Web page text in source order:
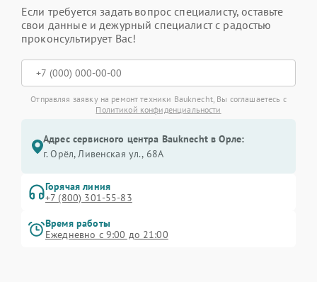
Если требуется задать вопрос специалисту, оставьте
свои данные и дежурный специалист с радостью
проконсультирует Вас!
Отправляя заявку на ремонт техники Bauknecht, Вы соглашаетесь с
Политикой конфиденциальности
Адрес сервисного центра Bauknecht в Орле:
г. Орёл, Ливенская ул., 68А
Горячая линия
+7 (800) 301-55-83
Время работы
Ежедневно с 9:00 до 21:00